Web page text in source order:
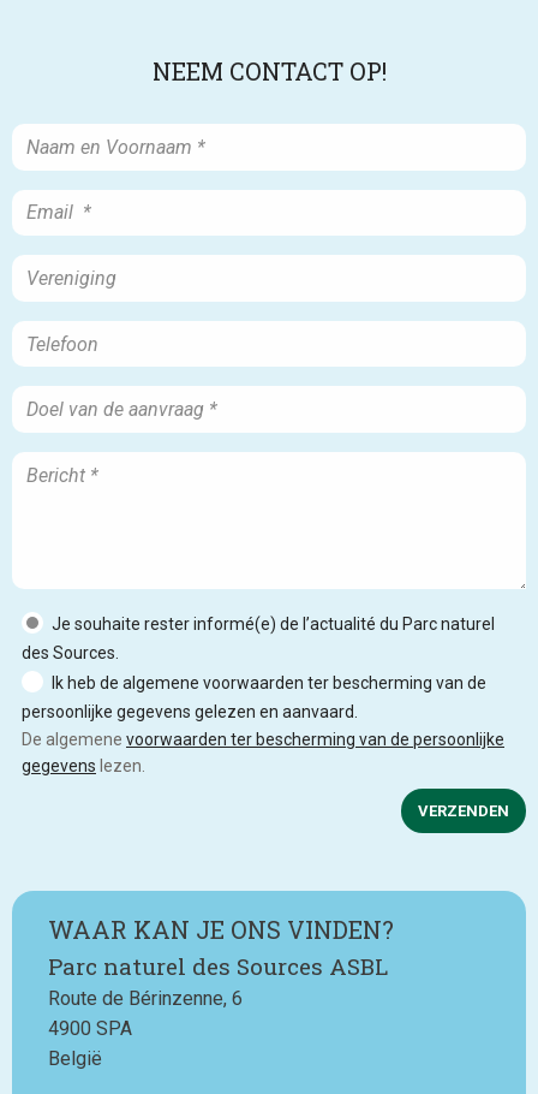
NEEM CONTACT OP!
Je souhaite rester informé(e) de l’actualité du Parc naturel
des Sources.
Ik heb de algemene voorwaarden ter bescherming van de
persoonlijke gegevens gelezen en aanvaard.
De algemene voorwaarden ter bescherming van de persoonlijke
gegevens lezen.
VERZENDEN
WAAR KAN JE ONS VINDEN?
Parc naturel des Sources ASBL
Route de Bérinzenne, 6
4900 SPA
België